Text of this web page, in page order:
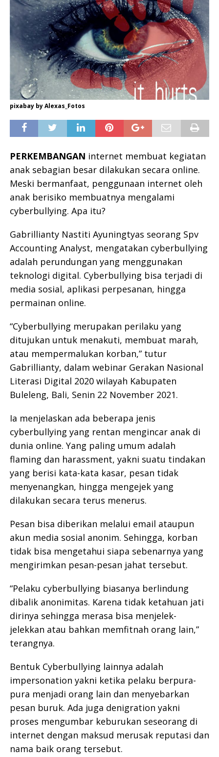
pixabay by Alexas_Fotos
PERKEMBANGAN internet membuat kegiatan
anak sebagian besar dilakukan secara online.
Meski bermanfaat, penggunaan internet oleh
anak berisiko membuatnya mengalami
cyberbullying. Apa itu?
Gabrillianty Nastiti Ayuningtyas seorang Spv
Accounting Analyst, mengatakan cyberbullying
adalah perundungan yang menggunakan
teknologi digital. Cyberbullying bisa terjadi di
media sosial, aplikasi perpesanan, hingga
permainan online.
“Cyberbullying merupakan perilaku yang
ditujukan untuk menakuti, membuat marah,
atau mempermalukan korban,” tutur
Gabrillianty, dalam webinar Gerakan Nasional
Literasi Digital 2020 wilayah Kabupaten
Buleleng, Bali, Senin 22 November 2021.
Ia menjelaskan ada beberapa jenis
cyberbullying yang rentan mengincar anak di
dunia online. Yang paling umum adalah
flaming dan harassment, yakni suatu tindakan
yang berisi kata-kata kasar, pesan tidak
menyenangkan, hingga mengejek yang
dilakukan secara terus menerus.
Pesan bisa diberikan melalui email ataupun
akun media sosial anonim. Sehingga, korban
tidak bisa mengetahui siapa sebenarnya yang
mengirimkan pesan-pesan jahat tersebut.
“Pelaku cyberbullying biasanya berlindung
dibalik anonimitas. Karena tidak ketahuan jati
dirinya sehingga merasa bisa menjelek-
jelekkan atau bahkan memfitnah orang lain,”
terangnya.
Bentuk Cyberbullying lainnya adalah
impersonation yakni ketika pelaku berpura-
pura menjadi orang lain dan menyebarkan
pesan buruk. Ada juga denigration yakni
proses mengumbar keburukan seseorang di
internet dengan maksud merusak reputasi dan
nama baik orang tersebut.